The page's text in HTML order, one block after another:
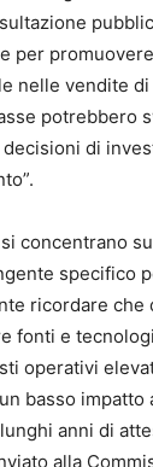
per
nelle vendite di
potrebbero
di
concentrano
specifico
ricordare
fonti e
operativi
basso impatto
anni di
alla